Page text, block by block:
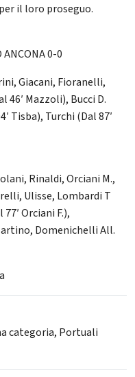
il loro proseguo.
ANCONA 0-0
Giacani, Fioranelli,
46′ Mazzoli), Bucci D.
Tisba), Turchi (Dal 87′
Rinaldi, Orciani M.,
Ulisse, Lombardi T
Orciani F.),
Domenichelli All.
categoria, Portuali